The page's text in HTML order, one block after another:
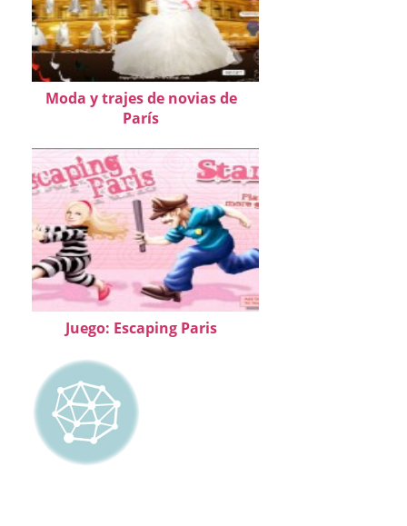
Moda y trajes de novias de
París
Juego: Escaping Paris